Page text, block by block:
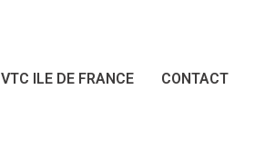
VTC ILE DE FRANCE CONTACT